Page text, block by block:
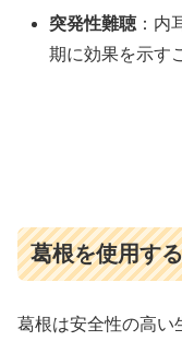
突発性難聴：内
期に効果を示す
葛根を使用す
葛根は安全性の高い